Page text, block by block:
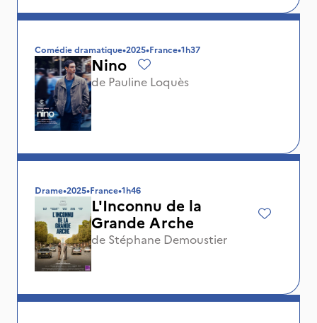
Comédie dramatique•2025•France•1h37
Nino
de Pauline Loquès
Drame•2025•France•1h46
L'Inconnu de la
Grande Arche
de Stéphane Demoustier